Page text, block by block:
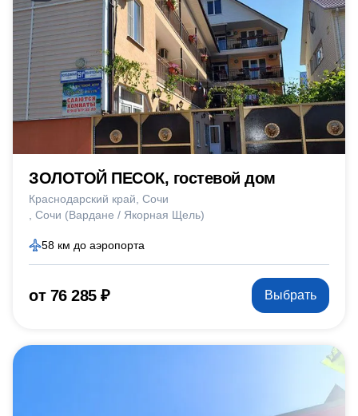
ЗОЛОТОЙ ПЕСОК, гостевой дом
Краснодарский край Сочи
Сочи (Вардане / Якорная Щель)
58 км до аэропорта
от 76 285 ₽ Выбрать